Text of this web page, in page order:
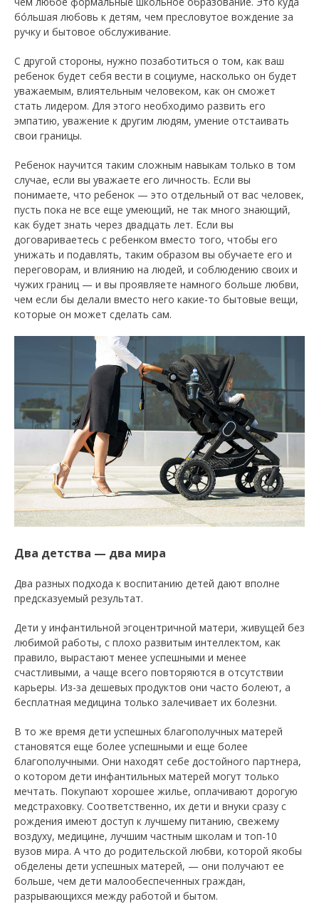
бóльшая любовь к детям, чем пресловутое вождение за
ручку и бытовое обслуживание.
С другой стороны, нужно позаботиться о том, как ваш
ребенок будет себя вести в социуме, насколько он будет
уважаемым, влиятельным человеком, как он сможет
стать лидером. Для этого необходимо развить его
эмпатию, уважение к другим людям, умение отстаивать
свои границы.
Ребенок научится таким сложным навыкам только в том
случае, если вы уважаете его личность. Если вы
понимаете, что ребенок — это отдельный от вас человек,
пусть пока не все еще умеющий, не так много знающий,
как будет знать через двадцать лет. Если вы
договариваетесь с ребенком вместо того, чтобы его
унижать и подавлять, таким образом вы обучаете его и
переговорам, и влиянию на людей, и соблюдению своих и
чужих границ — и вы проявляете намного больше любви,
чем если бы делали вместо него какие-то бытовые вещи,
которые он может сделать сам.
Два детства — два мира
Два разных подхода к воспитанию детей дают вполне
предсказуемый результат.
Дети у инфантильной эгоцентричной матери, живущей без
любимой работы, с плохо развитым интеллектом, как
правило, вырастают менее успешными и менее
счастливыми, а чаще всего повторяются в отсутствии
карьеры. Из-за дешевых продуктов они часто болеют, а
бесплатная медицина только залечивает их болезни.
В то же время дети успешных благополучных матерей
становятся еще более успешными и еще более
благополучными. Они находят себе достойного партнера,
о котором дети инфантильных матерей могут только
мечтать. Покупают хорошее жилье, оплачивают дорогую
медстраховку. Соответственно, их дети и внуки сразу с
рождения имеют доступ к лучшему питанию, свежему
воздуху, медицине, лучшим частным школам и топ-10
вузов мира. А что до родительской любви, которой якобы
обделены дети успешных матерей, — они получают ее
больше, чем дети малообеспеченных граждан,
разрывающихся между работой и бытом.